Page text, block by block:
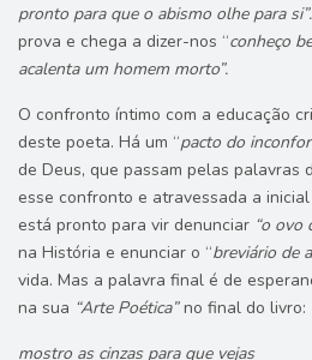
pronto para que o abismo olhe para si”.
prova e chega a dizer-nos “conheço
acalenta um homem morto”.
O confronto íntimo com a educação
deste poeta. Há um “pacto do
de Deus, que passam pelas palavras
esse confronto e atravessada a
está pronto para vir denunciar “o ovo
na História e enunciar o “breviário de
vida. Mas a palavra final é de
na sua “Arte Poética”no final do livro:
mostro as cinzas para que vejas